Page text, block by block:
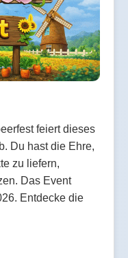
feiert dieses
Du hast die Ehre,
zu liefern,
Das Event
Entdecke die